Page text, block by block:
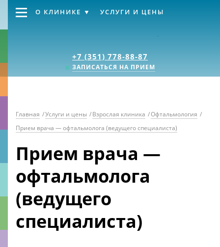
+7 (351) 778-88-87
ЗАПИСАТЬСЯ НА ПРИЕМ
О КЛИНИКЕ УСЛУГИ И ЦЕНЫ
Главная /Услуги и цены /Взрослая клиника /Офтальмология /
Прием врача — офтальмолога (ведущего специалиста)
Прием врача —
офтальмолога
(ведущего
специалиста)